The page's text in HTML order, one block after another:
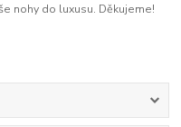
nohy do luxusu. Děkujeme!